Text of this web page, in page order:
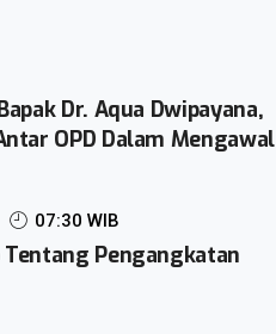
Dr. Aqua Dwipayana,
OPD Dalam Mengawal
07:30 WIB
Pengangkatan